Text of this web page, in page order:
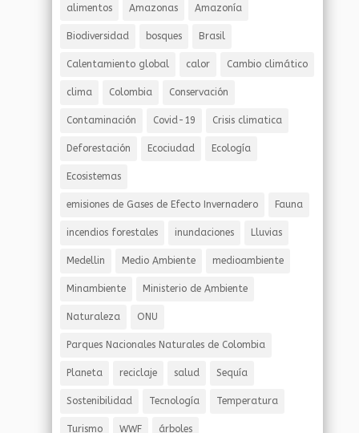
alimentos Amazonas Amazonía
Biodiversidad bosques Brasil
Calentamiento global calor Cambio climático
clima Colombia Conservación
Contaminación Covid-19 Crisis climatica
Deforestación Ecociudad Ecología
Ecosistemas
emisiones de Gases de Efecto Invernadero Fauna
incendios forestales inundaciones Lluvias
Medellin Medio Ambiente medioambiente
Minambiente Ministerio de Ambiente
Naturaleza ONU
Parques Nacionales Naturales de Colombia
Planeta reciclaje salud Sequía
Sostenibilidad Tecnología Temperatura
Turismo WWF árboles